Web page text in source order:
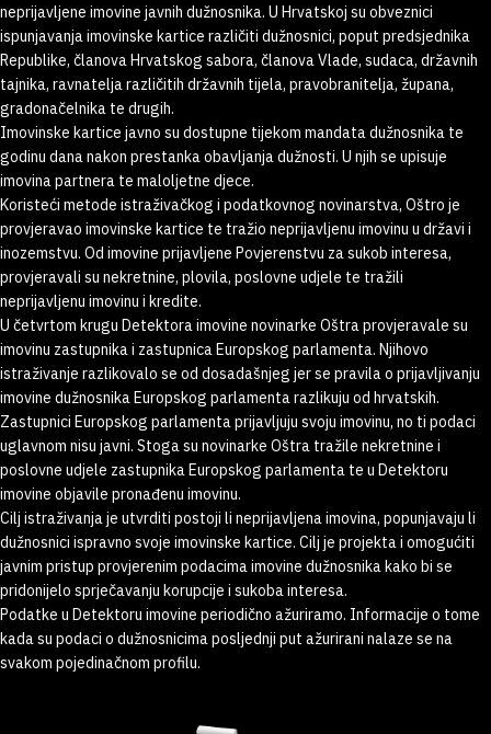
neprijavljene imovine javnih dužnosnika. U Hrvatskoj su obveznici
ispunjavanja imovinske kartice različiti dužnosnici, poput predsjednika
Republike, članova Hrvatskog sabora, članova Vlade, sudaca, državnih
tajnika, ravnatelja različitih državnih tijela, pravobranitelja, župana,
gradonačelnika te drugih.
Imovinske kartice javno su dostupne tijekom mandata dužnosnika te
godinu dana nakon prestanka obavljanja dužnosti. U njih se upisuje
imovina partnera te maloljetne djece.
Koristeći metode istraživačkog i podatkovnog novinarstva, Oštro je
provjeravao imovinske kartice te tražio neprijavljenu imovinu u državi i
inozemstvu. Od imovine prijavljene Povjerenstvu za sukob interesa,
provjeravali su nekretnine, plovila, poslovne udjele te tražili
neprijavljenu imovinu i kredite.
U četvrtom krugu Detektora imovine novinarke Oštra provjeravale su
imovinu zastupnika i zastupnica Europskog parlamenta. Njihovo
istraživanje razlikovalo se od dosadašnjeg jer se pravila o prijavljivanju
imovine dužnosnika Europskog parlamenta razlikuju od hrvatskih.
Zastupnici Europskog parlamenta prijavljuju svoju imovinu, no ti podaci
uglavnom nisu javni. Stoga su novinarke Oštra tražile nekretnine i
poslovne udjele zastupnika Europskog parlamenta te u Detektoru
imovine objavile pronađenu imovinu.
Cilj istraživanja je utvrditi postoji li neprijavljena imovina, popunjavaju li
dužnosnici ispravno svoje imovinske kartice. Cilj je projekta i omogućiti
javnim pristup provjerenim podacima imovine dužnosnika kako bi se
pridonijelo sprječavanju korupcije i sukoba interesa.
Podatke u Detektoru imovine periodično ažuriramo. Informacije o tome
kada su podaci o dužnosnicima posljednji put ažurirani nalaze se na
svakom pojedinačnom profilu.